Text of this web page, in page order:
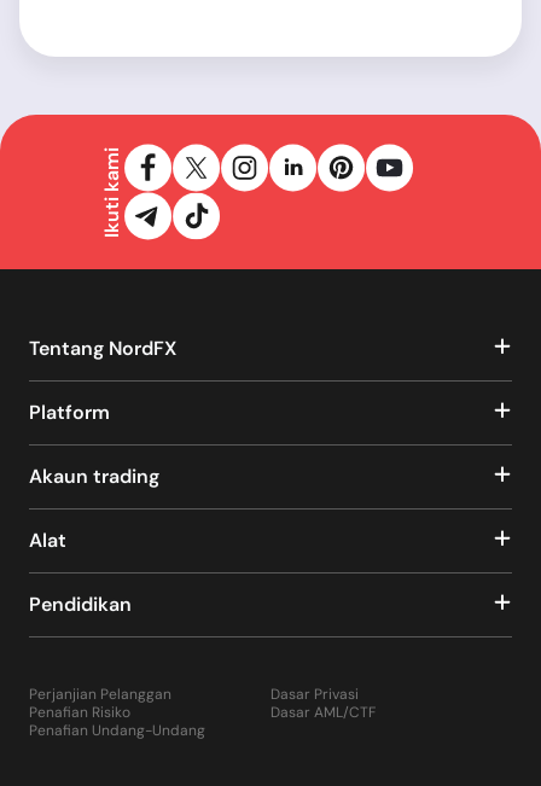
Ikuti kami
Tentang NordFX
Platform
Akaun trading
Alat
Pendidikan
Perjanjian Pelanggan
Penafian Risiko
Penafian Undang-Undang
Dasar Privasi
Dasar AML/CTF